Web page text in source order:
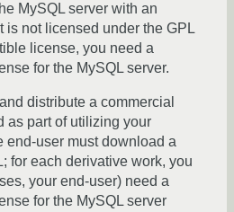
MySQL server with an
is not licensed under the GPL
license, you need a
for the MySQL server.
distribute a commercial
as part of utilizing your
end-user must download a
for each derivative work, you
your end-user) need a
for the MySQL server